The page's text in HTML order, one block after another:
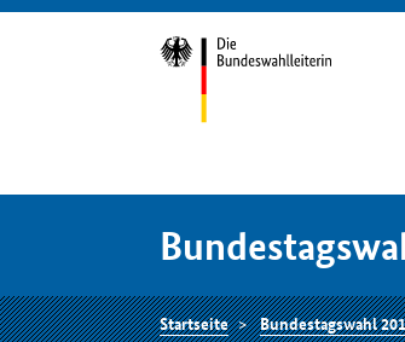
Startseite Bundestagswahl